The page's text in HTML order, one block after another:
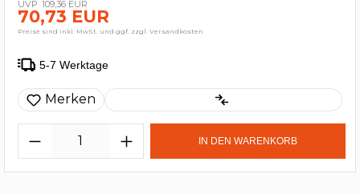
109,36 EUR
70,73 EUR
Preise sind inkl. MwSt. und ggf. zzgl. Versandkosten
5-7 Werktage
Merken
IN DEN WARENKORB